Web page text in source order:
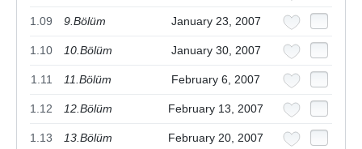
1.09 9.Bölüm January 23, 2007
1.10 10.Bölüm January 30, 2007
1.11 11.Bölüm February 6, 2007
1.12 12.Bölüm February 13, 2007
1.13 13.Bölüm February 20, 2007